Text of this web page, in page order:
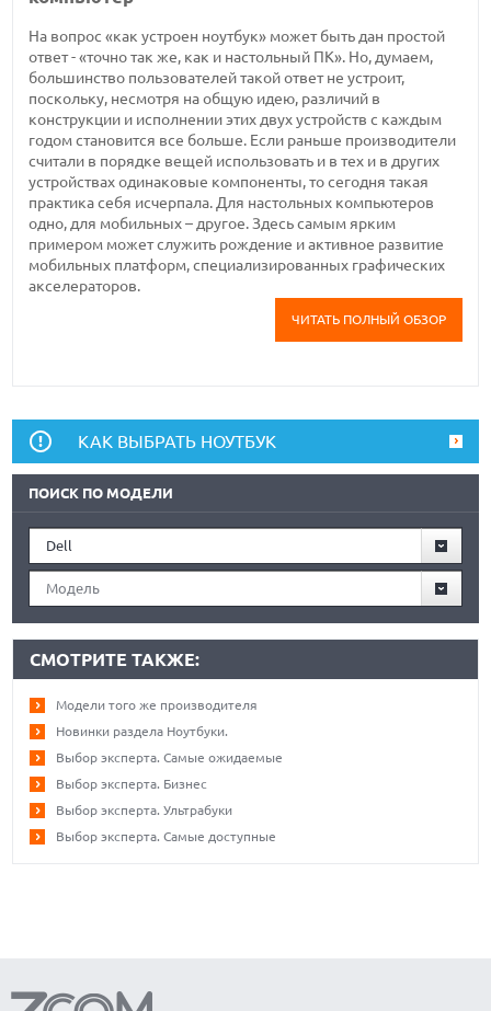
На вопрос «как устроен ноутбук» может быть дан простой
ответ - «точно так же, как и настольный ПК». Но, думаем,
большинство пользователей такой ответ не устроит,
поскольку, несмотря на общую идею, различий в
конструкции и исполнении этих двух устройств с каждым
годом становится все больше. Если раньше производители
считали в порядке вещей использовать и в тех и в других
устройствах одинаковые компоненты, то сегодня такая
практика себя исчерпала. Для настольных компьютеров
одно, для мобильных – другое. Здесь самым ярким
примером может служить рождение и активное развитие
мобильных платформ, специализированных графических
акселераторов.
ЧИТАТЬ ПОЛНЫЙ ОБЗОР
КАК ВЫБРАТЬ НОУТБУК
ПОИСК ПО МОДЕЛИ
Dell
Модель
СМОТРИТЕ ТАКЖЕ:
Модели того же производителя
Новинки раздела Ноутбуки.
Выбор эксперта. Самые ожидаемые
Выбор эксперта. Бизнес
Выбор эксперта. Ультрабуки
Выбор эксперта. Самые доступные